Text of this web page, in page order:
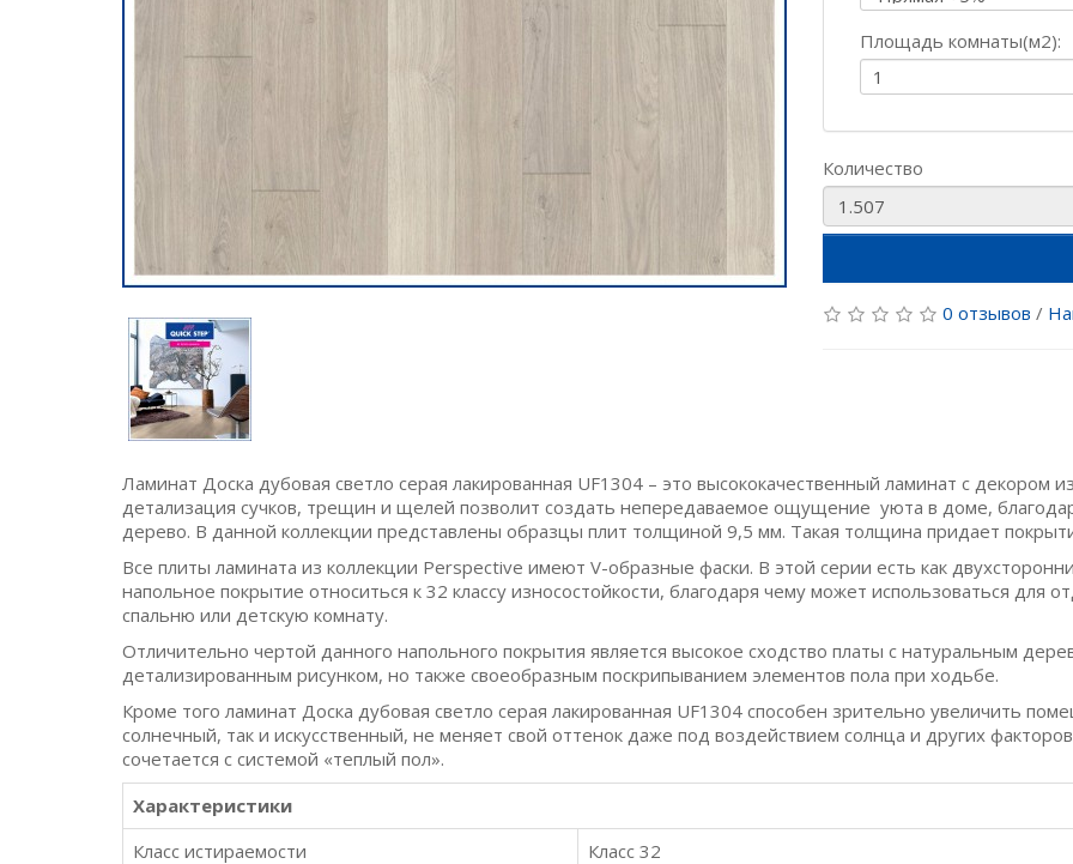
Площадь комнаты(м2):
Количество
0 отзывов /
Ламинат Доска дубовая светло серая лакированная UF1304 – это высококачественный ламинат с декором
детализация сучков, трещин и щелей позволит создать непередаваемое ощущение уюта в доме,
дерево. В данной коллекции представлены образцы плит толщиной 9,5 мм. Такая толщина придает
Все плиты ламината из коллекции Perspective имеют V-образные фаски. В этой серии есть как
напольное покрытие относиться к 32 классу износостойкости, благодаря чему может использоваться для
спальню или детскую комнату.
Отличительно чертой данного напольного покрытия является высокое сходство платы с натуральным
детализированным рисунком, но также своеобразным поскрипыванием элементов пола при ходьбе.
Кроме того ламинат Доска дубовая светло серая лакированная UF1304 способен зрительно увеличить
солнечный, так и искусственный, не меняет свой оттенок даже под воздействием солнца и других
сочетается с системой «теплый пол».
Характеристики
Класс истираемости
Класс 32